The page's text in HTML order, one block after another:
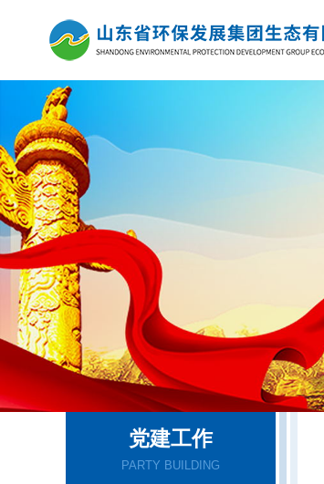
党建工作
PARTY BUILDING